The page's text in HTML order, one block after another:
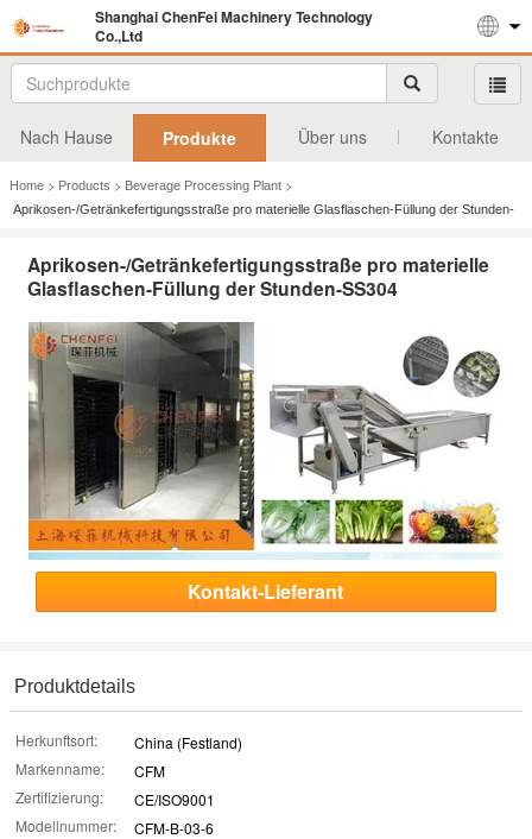
Shanghai ChenFei Machinery Technology
Co.,Ltd
Nach Hause Produkte Über uns Kontakte
Home > Products > Beverage Processing Plant >
Aprikosen-/Getränkefertigungsstraße pro materielle Glasflaschen-Füllung der Stunden-
Aprikosen-/Getränkefertigungsstraße pro materielle
Glasflaschen-Füllung der Stunden-SS304
Kontakt-Lieferant
Produktdetails
Herkunftsort:
China (Festland)
Markenname:
CFM
Zertifizierung:
CE/ISO9001
Modellnummer:
CFM-B-03-6